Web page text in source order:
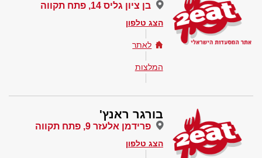
בן ציון גליס 14, פתח תקווה
הצג טלפון
לאתר
המלצות
בורגר ראנץ'
פרידמן אלעזר 9, פתח תקווה
הצג טלפון